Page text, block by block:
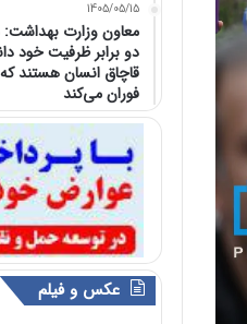
1405/05/15
معاون وزارت
دو برابر ظرفیت خود
قاچاق انسان هستند
فوران می‌کند
عکس و فیلم